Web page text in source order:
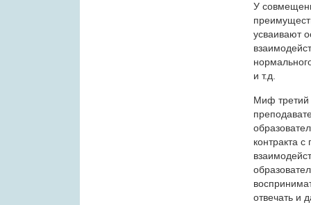
У
усваивают
и т.д.
Миф третий
контракта
отвечать и